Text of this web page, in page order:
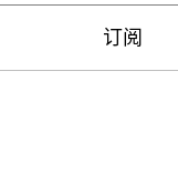
订阅